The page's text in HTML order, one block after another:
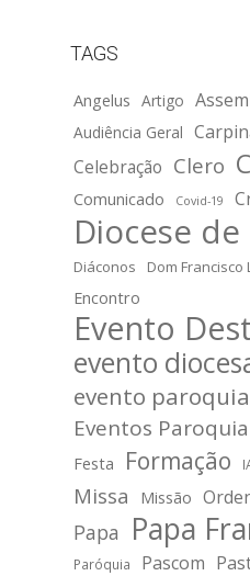
TAGS
Angelus Artigo
Audiência Geral
Celebração Clero
Comunicado Covid-19
Diocese de
Diáconos Dom Francisco
Encontro
Evento
evento
evento
Eventos
Festa Formação
Missa Missão
Papa Papa
Paróquia Pascom